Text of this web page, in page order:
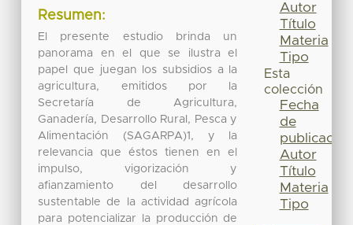
Resumen:
El presente estudio brinda un
panorama en el que se ilustra el
papel que juegan los subsidios a la
agricultura, emitidos por la
Secretaría de Agricultura,
Ganadería, Desarrollo Rural, Pesca y
Alimentación (SAGARPA)1, y la
relevancia que éstos tienen en el
impulso, vigorización y
afianzamiento del desarrollo
sustentable de la actividad agrícola
para potencializar la producción de
Autor
Título
Materia
Tipo
Esta
colección
Fecha
de
publicación
Autor
Título
Materia
Tipo